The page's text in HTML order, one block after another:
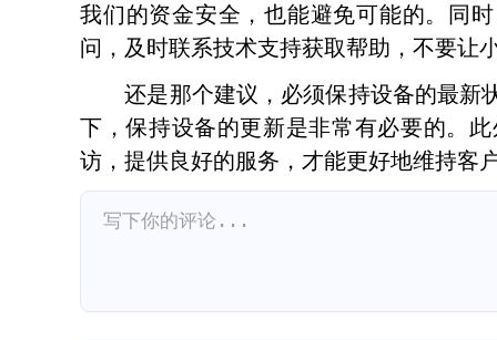
我们的资金安全，也能避免可能的。同
问，及时联系技术支持获取帮助，不要让
还是那个建议，必须保持设备的最新
下，保持设备的更新是非常有必要的。
访，提供良好的服务，才能更好地维持客